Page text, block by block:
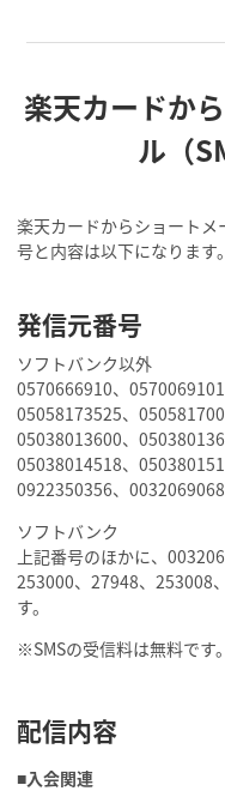
楽天カードか
ル（
楽天カードからショートメ
号と内容は以下になります。
発信元番号
ソフトバンク以外
0570666910、
05058173525、
05038013600、
05038014518、
0922350356、0032069068
ソフトバンク
上記番号のほかに、
253000、27948、253008
す。
※SMSの受信料は無料です。
配信内容
■入会関連